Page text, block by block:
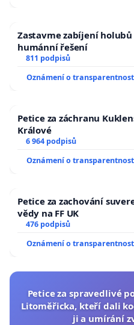
Zastavme zabíjení
humánní řešení
811 podpisů
Oznámení o
Petice za záchranu
Králové
6 964 podpisů
Oznámení o
Petice za zachování
vědy na FF UK
476 podpisů
Oznámení o
Petice za spravedlivé
Litoměřicka, kteří dali
ji a umírání